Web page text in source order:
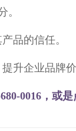
。
品的信任。
升企业品牌价
0016，或